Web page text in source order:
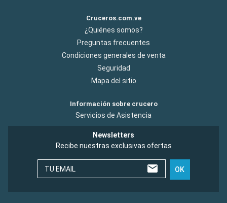
Cruceros.com.ve
¿Quiénes somos?
Preguntas frecuentes
Condiciones generales de venta
Seguridad
Mapa del sitio
Información sobre crucero
Servicios de Asistencia
Newsletters
Recibe nuestras exclusivas ofertas
TU EMAIL OK